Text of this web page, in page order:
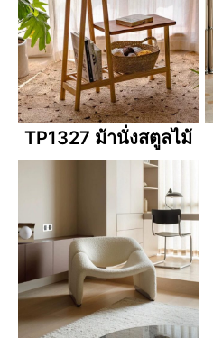
TP1327 ม้านั่งสตูลไม้